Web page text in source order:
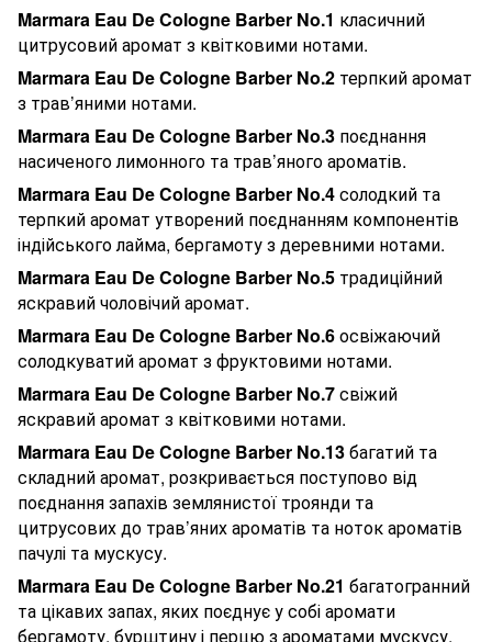
Marmara Eau De Cologne Barber No.1 класичний
цитрусовий аромат з квітковими нотами.
Marmara Eau De Cologne Barber No.2 терпкий аромат
з трав’яними нотами.
Marmara Eau De Cologne Barber No.3 поєднання
насиченого лимонного та трав’яного ароматів.
Marmara Eau De Cologne Barber No.4солодкий та
терпкий аромат утворений поєднанням компонентів
індійського лайма, бергамоту з деревними нотами.
Marmara Eau De Cologne Barber No.5 традиційний
яскравий чоловічий аромат.
Marmara Eau De Cologne Barber No.6освіжаючий
солодкуватий аромат з фруктовими нотами.
Marmara Eau De Cologne Barber No.7свіжий
яскравий аромат з квітковими нотами.
Marmara Eau De Cologne Barber No.13багатий та
складний аромат, розкривається поступово від
поєднання запахів землянистої троянди та
цитрусових до трав’яних ароматів та ноток ароматів
пачулі та мускусу.
Marmara Eau De Cologne Barber No.21 багатогранний
та цікавих запах, яких поєднує у собі аромати
бергамоту, бурштину і перцю з ароматами мускусу,